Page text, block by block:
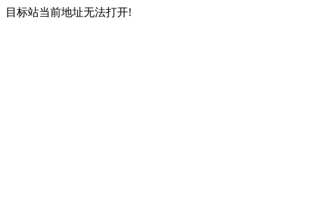
目标站当前地址无法打开!